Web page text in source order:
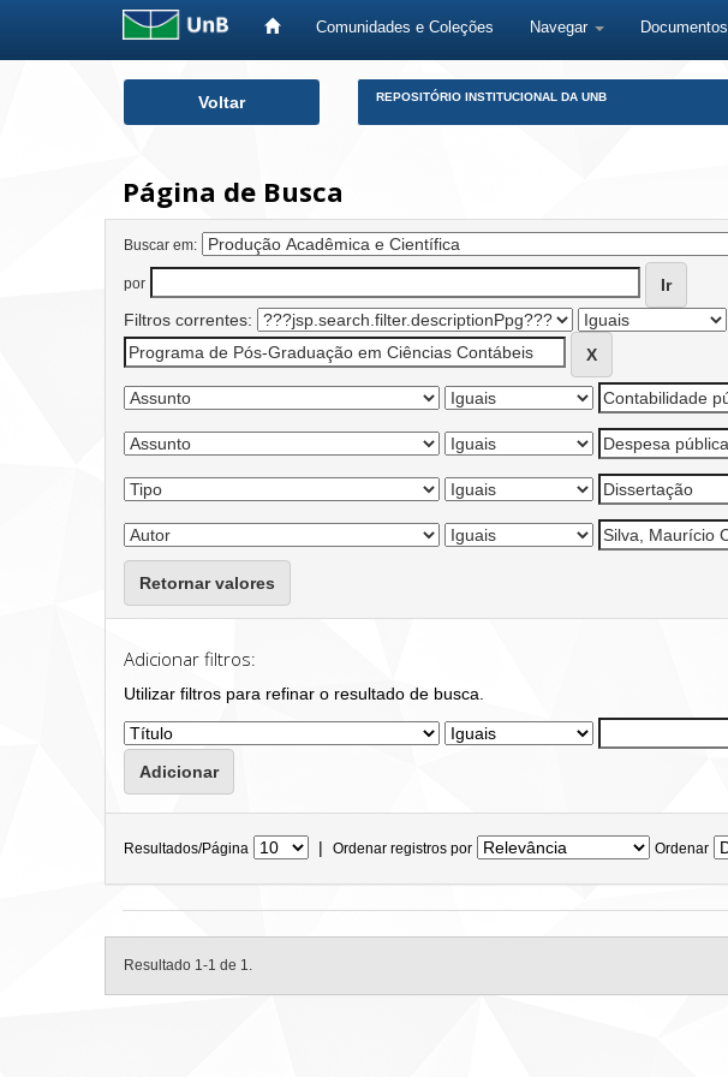
Comunidades e Coleções Navegar Documentos
Voltar REPOSITÓRIO INSTITUCIONAL DA UNB
Página de Busca
Buscar em:
por
Filtros correntes:
Retornar valores
Adicionar filtros:
Utilizar filtros para refinar o resultado de busca.
Resultados/Página | Ordenar registros por Ordenar
Resultado 1-1 de 1.